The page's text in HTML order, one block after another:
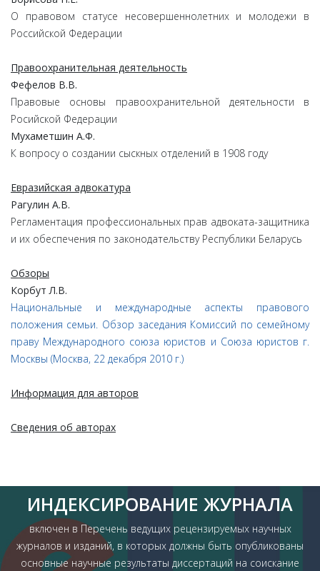
О правовом статусе несовершеннолетнихи молодежи в
Российской Федерации
Правоохранительная деятельность
Фефелов В.В.
Правовые основы правоохранительной деятельности в
Росийской Федерации
Мухаметшин А.Ф.
К вопросу о создании сыскных отделений в 1908 году
Евразийская адвокатура
Рагулин А.В.
Регламентация профессиональных прав адвоката-защитника
и их обеспечения по законодательству Республики Беларусь
Обзоры
Корбут Л.В.
Национальные и международные аспекты правового
положения семьи. Обзор заседания Комиссий по семейному
правуМеждународного союза юристов и Союза юристов г.
Москвы (Москва, 22 декабря 2010 г.)
Информация для авторов
Сведения об авторах
ИНДЕКСИРОВАНИЕ ЖУРНАЛА
включен в Перечень ведущих рецензируемых научных
журналов и изданий, в которых должны быть опубликованы
основные научные результаты диссертаций на соискание